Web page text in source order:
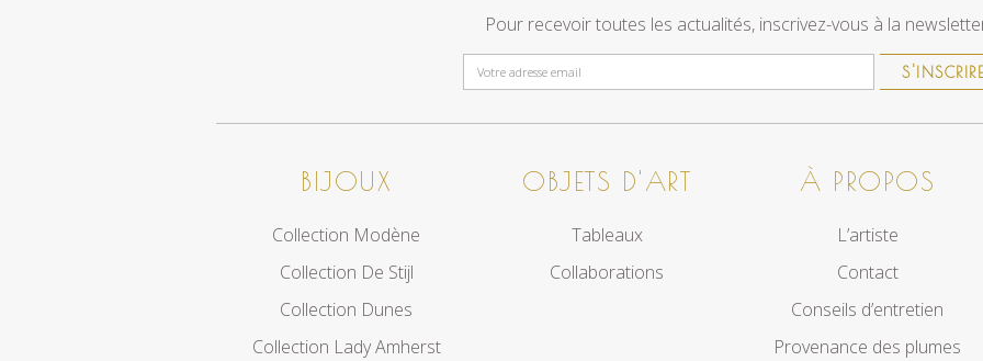
Pour recevoir toutes les actualités, inscrivez-vous à la
S'INSCRIRE
BIJOUX
Collection Modène
Collection De Stijl
Collection Dunes
Collection Lady Amherst
OBJETS D'ART
Tableaux
Collaborations
À PROPOS
L’artiste
Contact
Conseils d’entretien
Provenance des plumes